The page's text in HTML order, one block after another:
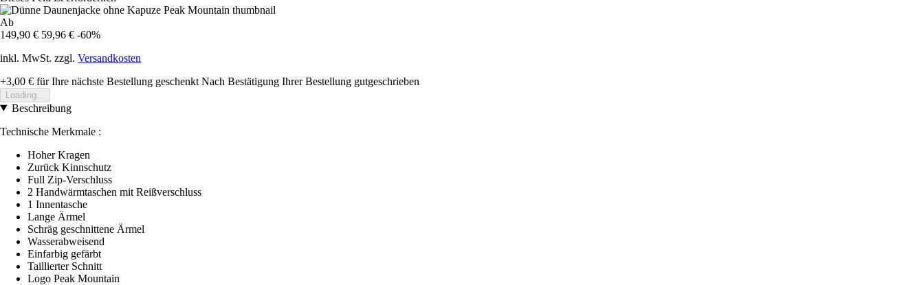
Ab
149,90 € 59,96 € -60%
inkl. MwSt. zzgl. Versandkosten
+3,00 € für Ihre nächste Bestellung geschenkt Nach Bestätigung Ihrer Bestellung gutgeschrieben
Loading...
Beschreibung
Technische Merkmale :
Hoher Kragen
Zurück Kinnschutz
Full Zip-Verschluss
2 Handwärmtaschen mit Reißverschluss
1 Innentasche
Lange Ärmel
Schräg geschnittene Ärmel
Wasserabweisend
Einfarbig gefärbt
Taillierter Schnitt
Logo Peak Mountain